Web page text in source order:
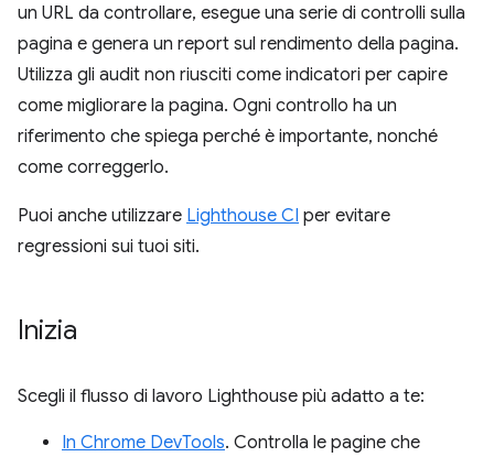
un URL da controllare, esegue una serie di controlli sulla
pagina e genera un report sul rendimento della pagina.
Utilizza gli audit non riusciti come indicatori per capire
come migliorare la pagina. Ogni controllo ha un
riferimento che spiega perché è importante, nonché
come correggerlo.
Puoi anche utilizzare Lighthouse CI per evitare
regressioni sui tuoi siti.
Inizia
Scegli il flusso di lavoro Lighthouse più adatto a te:
In Chrome DevTools. Controlla le pagine che